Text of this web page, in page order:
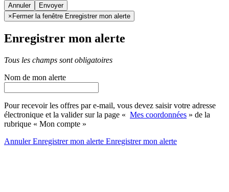
Annuler
× Fermer la fenêtre Enregistrer mon alerte
Enregistrer mon alerte
Tous les champs sont obligatoires
Nom de mon alerte
Pour recevoir les offres par e-mail, vous devez saisir votre adresse
électronique et la valider sur la page « Mes coordonnées » de la
rubrique « Mon compte »
AnnulerEnregistrer mon alerte Enregistrermon alerte